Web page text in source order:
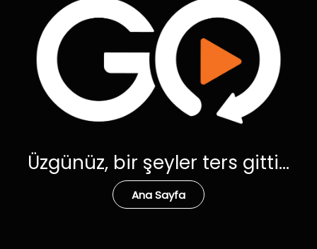
Üzgünüz, bir şeyler ters gitti...
Ana Sayfa